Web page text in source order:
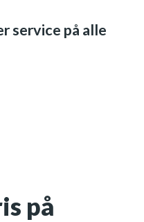
service på alle
på